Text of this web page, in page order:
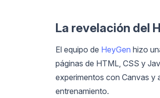
La revelación del
El equipo de HeyGen hizo
páginas de HTML, CSS y
experimentos con Canvas y
entrenamiento.